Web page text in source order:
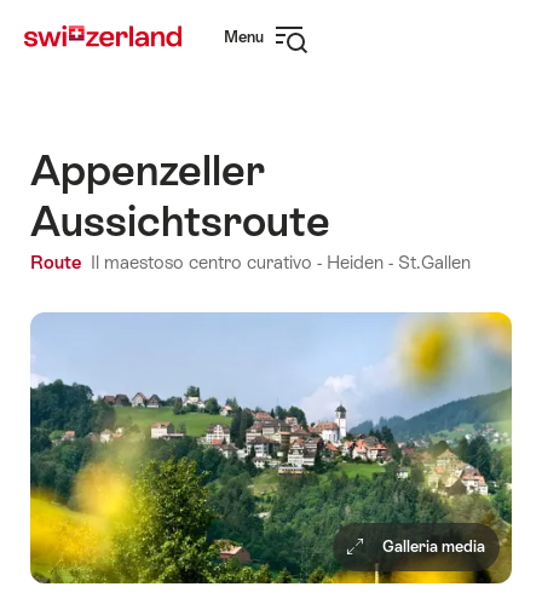
rapida
Menu
Appenzeller
Aussichtsroute
Route Il maestoso centro curativo - Heiden - St.Gallen
Galleria media